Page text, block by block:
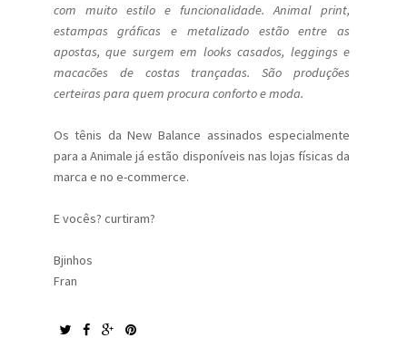
com muito estilo e funcionalidade. Animal print,
estampas gráficas e metalizado estão entre as
apostas, que surgem em looks casados, leggings e
macacões de costas trançadas. São produções
certeiras para quem procura conforto e moda.
Os tênis da New Balance assinados especialmente
para a Animale já estão disponíveis nas lojas físicas da
marca e no e-commerce.
E vocês? curtiram?
Bjinhos
Fran